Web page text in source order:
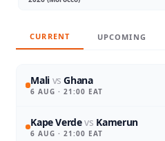
CURRENT UPCOMING
Mali vsGhana
6 AUG · 21:00 EAT
Kape Verdevs Kamerun
6 AUG · 21:00 EAT